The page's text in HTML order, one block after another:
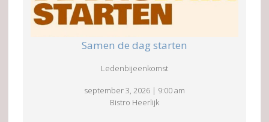
Samen de dag starten
Ledenbijeenkomst
september 3, 2026 | 9:00 am
Bistro Heerlijk